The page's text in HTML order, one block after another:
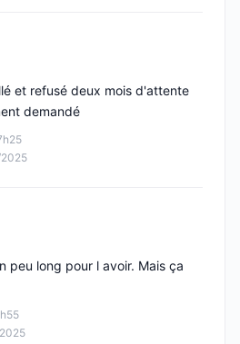
et refusé deux mois d'attente
demandé
peu long pour l avoir. Mais ça